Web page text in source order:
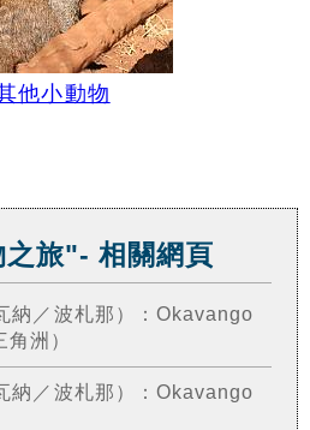
他小動物
旅"- 相關網頁
納／波札那）：Okavango
洲）
納／波札那）：Okavango